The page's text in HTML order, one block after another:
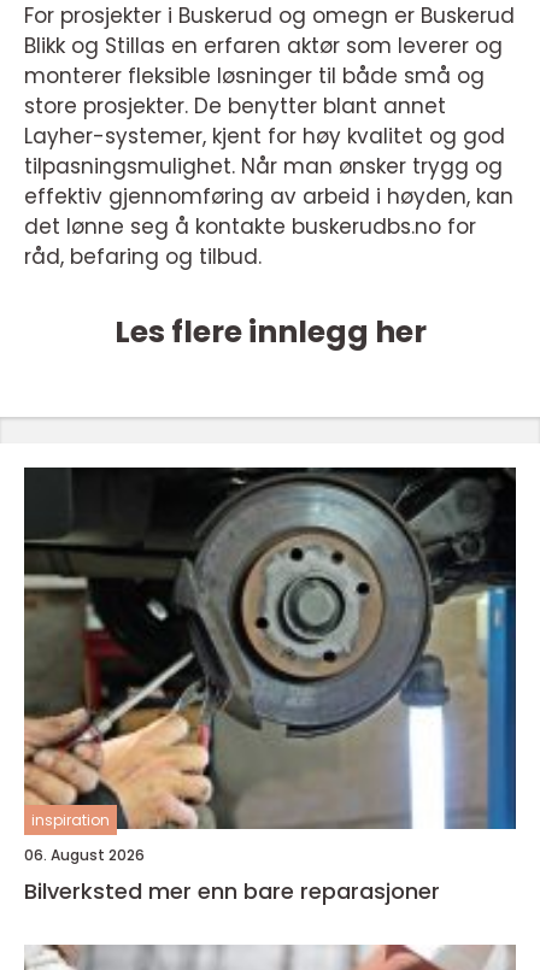
For prosjekter i Buskerud og omegn er Buskerud
Blikk og Stillas en erfaren aktør som leverer og
monterer fleksible løsninger til både små og
store prosjekter. De benytter blant annet
Layher-systemer, kjent for høy kvalitet og god
tilpasningsmulighet. Når man ønsker trygg og
effektiv gjennomføring av arbeid i høyden, kan
det lønne seg å kontakte buskerudbs.no for
råd, befaring og tilbud.
Les flere innlegg her
inspiration
06. August 2026
Bilverksted mer enn bare reparasjoner